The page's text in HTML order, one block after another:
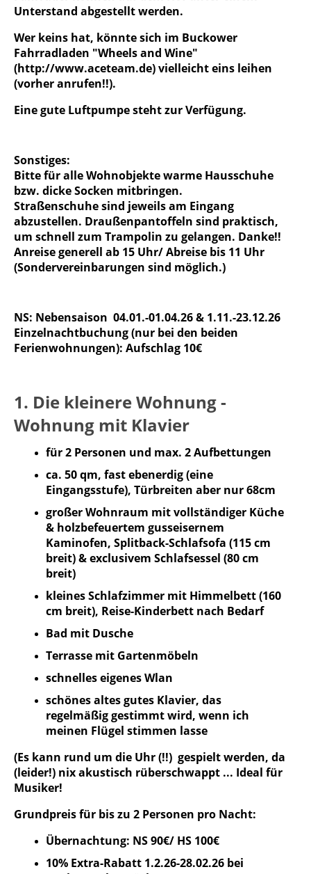
Unterstand abgestellt werden.
Wer keins hat, könnte sich im Buckower
Fahrradladen "Wheels and Wine"
(http://www.aceteam.de) vielleicht eins leihen
(vorher anrufen!!).
Eine gute Luftpumpe steht zur Verfügung.
Sonstiges:
Bitte für alle Wohnobjekte warme Hausschuhe
bzw. dicke Socken mitbringen.
Straßenschuhe sind jeweils am Eingang
abzustellen. Draußenpantoffeln sind praktisch,
um schnell zum Trampolin zu gelangen. Danke!!
Anreise generell ab 15 Uhr/ Abreise bis 11 Uhr
(Sondervereinbarungen sind möglich.)
NS: Nebensaison 04.01.-01.04.26 & 1.11.-23.12.26
Einzelnachtbuchung (nur bei den beiden
Ferienwohnungen): Aufschlag 10€
1. Die kleinere Wohnung -
Wohnung mit Klavier
für 2 Personen und max. 2 Aufbettungen
ca. 50 qm, fast ebenerdig (eine
Eingangsstufe), Türbreiten aber nur 68cm
großer Wohnraum mit vollständiger Küche
& holzbefeuertem gusseisernem
Kaminofen, Splitback-Schlafsofa (115 cm
breit) & exclusivem Schlafsessel (80 cm
breit)
kleines Schlafzimmer mit Himmelbett (160
cm breit), Reise-Kinderbett nach Bedarf
Bad mit Dusche
Terrasse mit Gartenmöbeln
schnelles eigenes Wlan
schönes altes gutes Klavier, das
regelmäßig gestimmt wird, wenn ich
meinen Flügel stimmen lasse
(Es kann rund um die Uhr (!!) gespielt werden, da
(leider!) nix akustisch rüberschwappt ... Ideal für
Musiker!
Grundpreis für bis zu 2 Personen pro Nacht:
Übernachtung: NS 90€/ HS 100€
10% Extra-Rabatt 1.2.26-28.02.26 bei